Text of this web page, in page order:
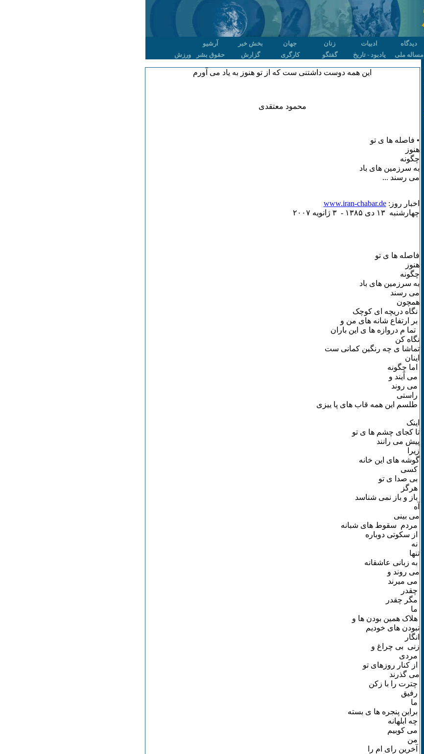
دیدگاه ادبیات زنان جهان بخش خبر
آرشیو
مساله ملی یادبود - تاریخ گفتگو کارگری گزارش حقوق بشر ورزش
این همه دوست داشتنی ست که از تو هنوز به یاد می آورم
محمود معتقدی
• فاصله ها ی تو
هنوز
چگونه
به سرزمین های باد
می رسند ...
اخبار روز:www.iran-chabar.de
چهارشنبه ۱٣ دی ۱٣٨۵ - ٣ ژانويه ۲۰۰۷
فاصله ها ی تو
هنوز
چگونه
به سرزمین های باد
می رسند
همچون
نگاه دریچه ای کوچک
بر ارتفاع شانه های من و
تما م دروازه ها ی این باران
نگاه کن
تماشا ی چه رنگین کمانی ست
اینان
اما چگونه
می آیند و
می روند
راستی
طلسم این همه قاب های پا ییزی
اینک
تا کجای چشم ها ی تو
پیش می رانند
زیرا
گوشه های این خانه
کسی
بی صدا ی تو
هرگز
باز و باز نمی شناسد
آه
می بینی
مردم سقوط های شبانه
از سکوتی دوباره
نه
تنها
به زبانی عاشقانه
می روند و
می میرند
چقدر
مگر چقدر
ما
هلاک همین بودن ها و
نبودن های خودیم
انگار
زنی بی چراغ و
مردی
از کنار روزهای تو
می گذرند
چترت را با زکن
رفیق
ما
براین پنجره ها ی بسته
چه ابلهانه
می کوبیم
من
آخرین رای ام را